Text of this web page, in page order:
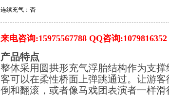
连续充气：否
来电咨询:15975567788 QQ咨询
产品特点
整体采用圆拱形充气浮胎结构作为支
客可以在柔性桥面上弹跳通过。 让游客
倒和翻滚，或者像马戏团表演者一样滑